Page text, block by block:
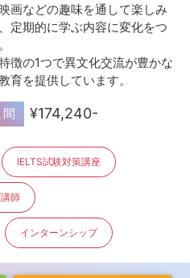
画などの趣味を通して楽しみ
定期的に学ぶ内容に変化をつ
徴の1つで異文化交流が豊かな
育を提供しています。
¥174,240-
IELTS試験対策講座
師
インターンシップ